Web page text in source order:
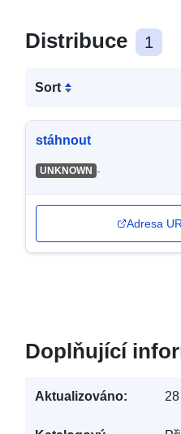
Distribuce 1
Sort
stáhnout
UNKNOWN -
Adresa
Doplňující
Aktualizováno: